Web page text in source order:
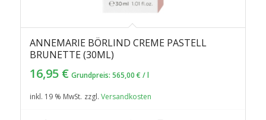
ANNEMARIE BÖRLIND CREME PASTELL
BRUNETTE (30ML)
16,95 € Grundpreis: 565,00 € /l
inkl. 19 % MwSt. zzgl. Versandkosten